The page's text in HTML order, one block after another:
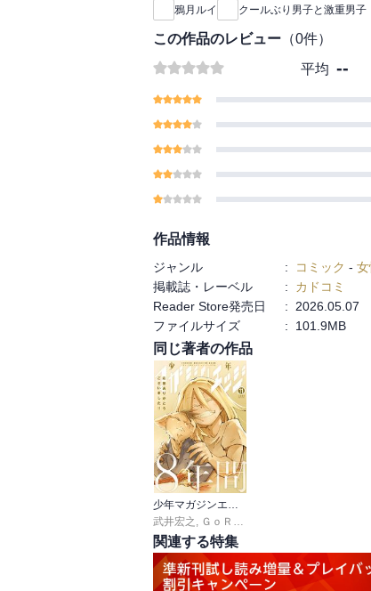
鴉月ルイ クールぶり男子と激重男子
この作品のレビュー （0件）
平均 --
作品情報
ジャンル : コミック -
掲載誌・レーベル
: カドコミ
Reader Store発売日
: 2026.05.07
ファイルサイズ
: 101.9MB
同じ著者の作品
少年マガジンエッジ
武井宏之 , ＧｏＲＡ
関連する特集